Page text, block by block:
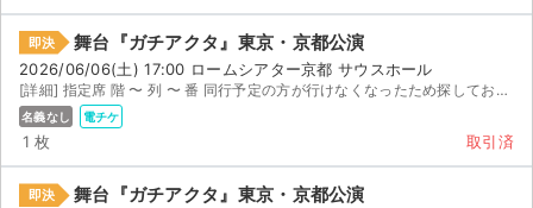
公演登録依頼
不正転売禁止法について
チケットジャムの取り組み
音楽情報
即決 舞台『ガチアクタ』東京・京都公演
2026/06/06(土) 17:00 ロームシアター京都 サウスホール
[詳細] 指定席 階 〜 列 〜 番 同行予定の方が行けなくなったため探しております。 入場特...
名義なし 電チケ
1 枚 取引済
即決 舞台『ガチアクタ』東京・京都公演